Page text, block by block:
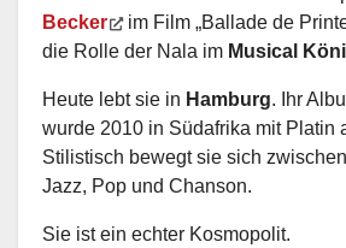
Becker
im Film „Ballade de
die Rolle der Nala im Musical
Heute lebt sie in Hamburg. Ihr
wurde 2010 in Südafrika mit Platin
Stilistisch bewegt sie sich
Jazz, Pop und Chanson.
Sie ist ein echter Kosmopolit.